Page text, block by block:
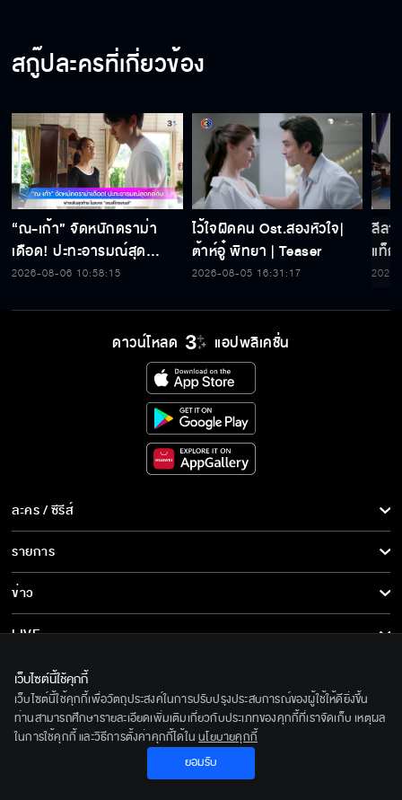
สกู๊ปละครที่เกี่ยวข้อง
“ณ-เก้า” จัดหนักดราม่า
เดือด! ปะทะอารมณ์สุด
กดดัน ฟางเส้นสุดท้าย ใน
2026-08-06 10:58:15
ไว้ใจผิดคน Ost.สองหัวใจ|
ต้าห์อู๋ พิทยา | Teaser
2026-08-05 16:31:17
ลีลา
แท็
ขโม
ดาวน์โหลด แอปพลิเคชั่น
ละคร / ซีรีส์
ละคร/ซีรีส์
ซีรีส์นานาชาติ
การ์ตูน & เกม
รายการ
รายการทั้งหมด
ข่าว
ข่าวทั้งหมด
ข่าวประชาสัมพันธ์
LIVE
เกี่ยวกับเรา
BEC World
รู้จักเรา
ติดตามเราได้ที่
© 2020 Bangkok Entertainment Co.,Ltd. All Rights Reserved.
Powered by BECi Corporation Ltd.
เว็บไซต์นี้ใช้คุกกี้
เว็บไซต์นี้ใช้คุกกี้เพื่อวัตถุประสงค์ในการปรับปรุงประสบการณ์ของผู้ใช้ให้ดียิ่งขึ้น
ท่านสามารถศึกษารายละเอียดเพิ่มเติมเกี่ยวกับประเภทของคุกกี้ที่เราจัดเก็บ เหตุผล
ในการใช้คุกกี้ และวิธีการตั้งค่าคุกกี้ได้ใน นโยบายคุกกี้
ยอมรับ